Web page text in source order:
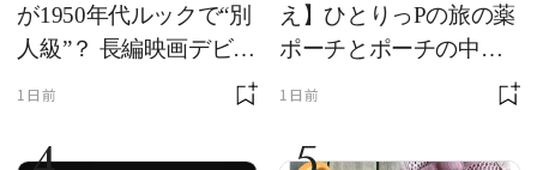
が1950年代ルックで“別
人級”？ 長編映画デビュ
ー作の現場写真に反響
1日前
え】ひとりっPの旅の薬
ポーチとポーチの中身
を初公開！ 本当に使え
ム
1日前